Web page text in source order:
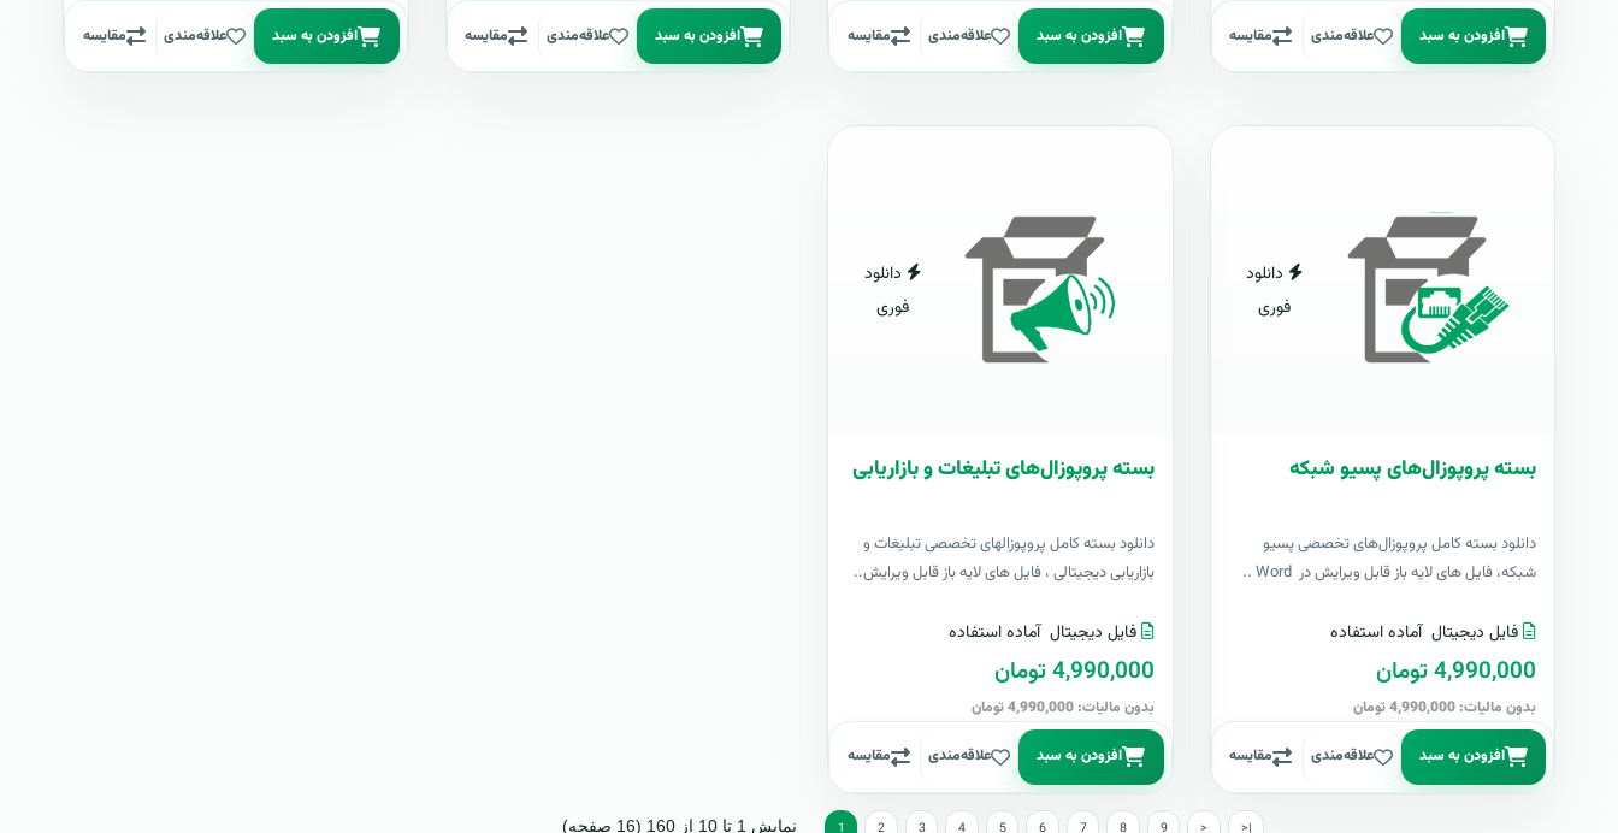
افزودن به سبد علاقه‌مندی مقایسه افزودن به سبد علاقه‌مندی مقایسه افزودن به سبد علاقه‌مندی مقایسه افزودن به سبد علاقه‌مندی مقایسه
دانلود
فوری
بسته پروپوزال‌های پسیو شبکه
دانلود بسته کامل پروپوزال‌های تخصصی پسیو
شبکه، فایل های لایه باز قابل ویرایش در Word ..
فایل دیجیتال آماده استفاده
4,990,000 تومان
بدون مالیات: 4,990,000 تومان
افزودن به سبد علاقه‌مندی مقایسه
دانلود
فوری
بسته پروپوزال‌های تبلیغات و بازاریابی
دانلود بسته کامل پروپوزالهای تخصصی تبلیغات و
بازاریابی دیجیتالی ، فایل های لایه باز قابل ویرایش..
فایل دیجیتال آماده استفاده
4,990,000 تومان
بدون مالیات: 4,990,000 تومان
افزودن به سبد علاقه‌مندی مقایسه
1 2 3 4 5 6 7 8 9 > >| نمایش 1 تا 10 از 160 (16 صفحه)